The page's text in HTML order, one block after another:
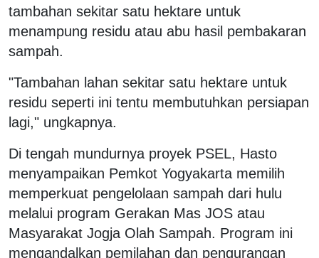
tambahan sekitar satu hektare untuk
menampung residu atau abu hasil pembakaran
sampah.
"Tambahan lahan sekitar satu hektare untuk
residu seperti ini tentu membutuhkan persiapan
lagi," ungkapnya.
Di tengah mundurnya proyek PSEL, Hasto
menyampaikan Pemkot Yogyakarta memilih
memperkuat pengelolaan sampah dari hulu
melalui program Gerakan Mas JOS atau
Masyarakat Jogja Olah Sampah. Program ini
mengandalkan pemilahan dan pengurangan